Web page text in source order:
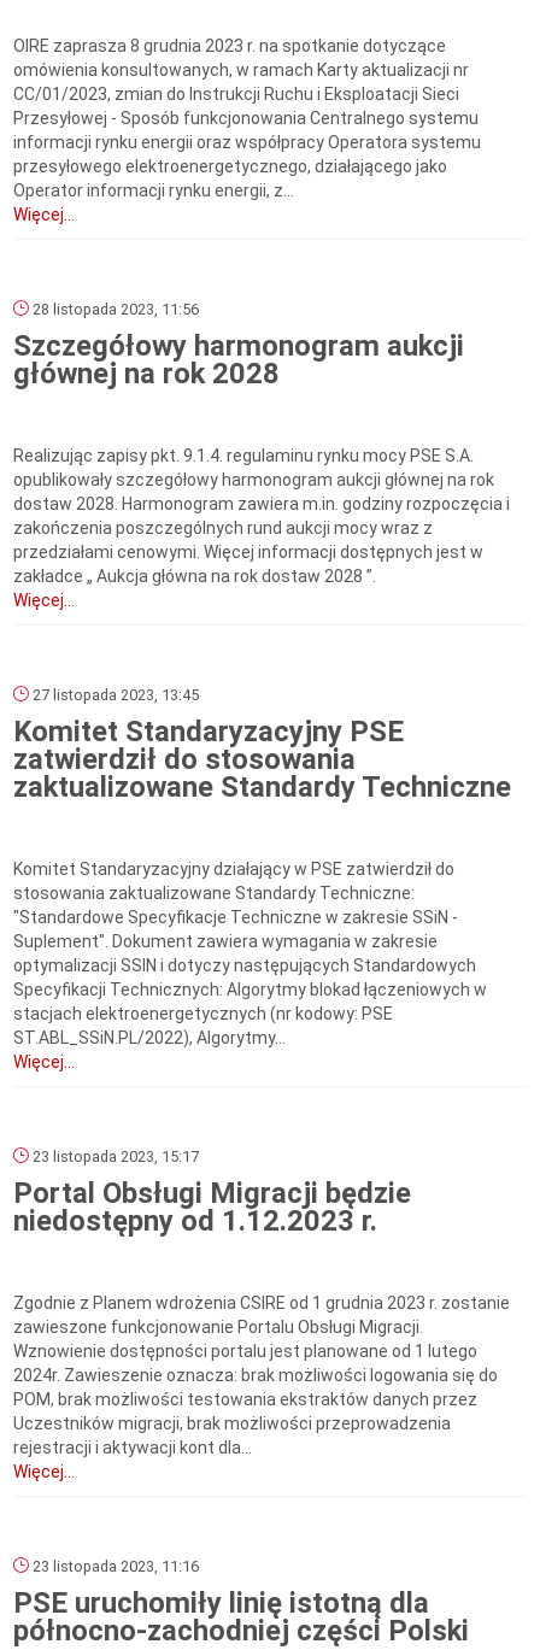
OIRE zaprasza 8 grudnia 2023 r. na spotkanie dotyczące
omówienia konsultowanych, w ramach Karty aktualizacji nr
CC/01/2023, zmian do Instrukcji Ruchu i Eksploatacji Sieci
Przesyłowej - Sposób funkcjonowania Centralnego systemu
informacji rynku energii oraz współpracy Operatora systemu
przesyłowego elektroenergetycznego, działającego jako
Operator informacji rynku energii, z...
Więcej...
28 listopada 2023, 11:56
Szczegółowy harmonogram aukcji
głównej na rok 2028
Realizując zapisy pkt. 9.1.4. regulaminu rynku mocy PSE S.A.
opublikowały szczegółowy harmonogram aukcji głównej na rok
dostaw 2028. Harmonogram zawiera m.in. godziny rozpoczęcia i
zakończenia poszczególnych rund aukcji mocy wraz z
przedziałami cenowymi. Więcej informacji dostępnych jest w
zakładce „ Aukcja główna na rok dostaw 2028 ”.
Więcej...
27 listopada 2023, 13:45
Komitet Standaryzacyjny PSE
zatwierdził do stosowania
zaktualizowane Standardy Techniczne
Komitet Standaryzacyjny działający w PSE zatwierdził do
stosowania zaktualizowane Standardy Techniczne:
"Standardowe Specyfikacje Techniczne w zakresie SSiN -
Suplement". Dokument zawiera wymagania w zakresie
optymalizacji SSIN i dotyczy następujących Standardowych
Specyfikacji Technicznych: Algorytmy blokad łączeniowych w
stacjach elektroenergetycznych (nr kodowy: PSE
ST.ABL_SSiN.PL/2022), Algorytmy...
Więcej...
23 listopada 2023, 15:17
Portal Obsługi Migracji będzie
niedostępny od 1.12.2023 r.
Zgodnie z Planem wdrożenia CSIRE od 1 grudnia 2023 r. zostanie
zawieszone funkcjonowanie Portalu Obsługi Migracji.
Wznowienie dostępności portalu jest planowane od 1 lutego
2024r. Zawieszenie oznacza: brak możliwości logowania się do
POM, brak możliwości testowania ekstraktów danych przez
Uczestników migracji, brak możliwości przeprowadzenia
rejestracji i aktywacji kont dla...
Więcej...
23 listopada 2023, 11:16
PSE uruchomiły linię istotną dla
północno-zachodniej części Polski